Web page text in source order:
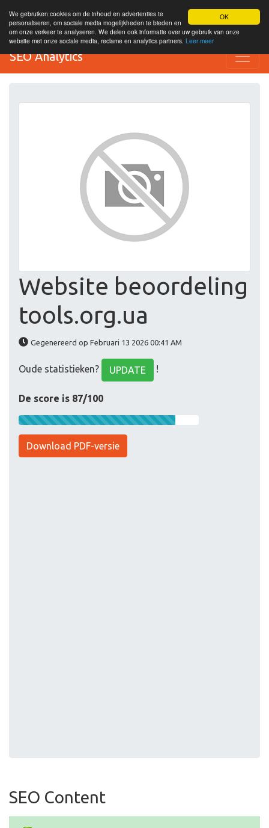
OK
We gebruiken cookies om de inhoud en advertenties te
personaliseren, om sociale media mogelijkheden te bieden en
om onze verkeer te analyseren. We delen ook informatie over uw gebruik van onze
website met onze sociale media, reclame en analytics partners. Leer meer
SEO Analytics
Website beoordeling
tools.org.ua
Gegenereerd op Februari 13 2026 00:41 AM
Oude statistieken? UPDATE !
De score is 87/100
Download PDF-versie
SEO Content